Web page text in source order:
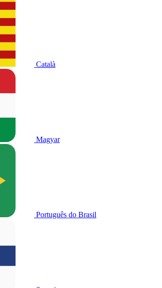
Català
Magyar
Português do Brasil